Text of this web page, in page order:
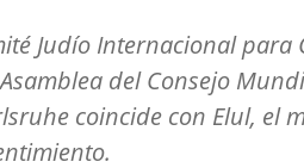
Judío Internacional
del Consejo
coincide con Elul, el